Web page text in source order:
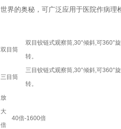
世界的奥秘，可广泛应用于医院作病理
双目筒
双目铰链式观察筒,30°倾斜,可360°旋
转。
三目筒
三目铰链式观察筒,30°倾斜,可360°旋
转。
放
大
倍
40倍-1600倍